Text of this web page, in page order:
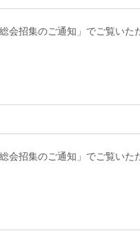
招集のご通知」でご覧いた
招集のご通知」でご覧いた